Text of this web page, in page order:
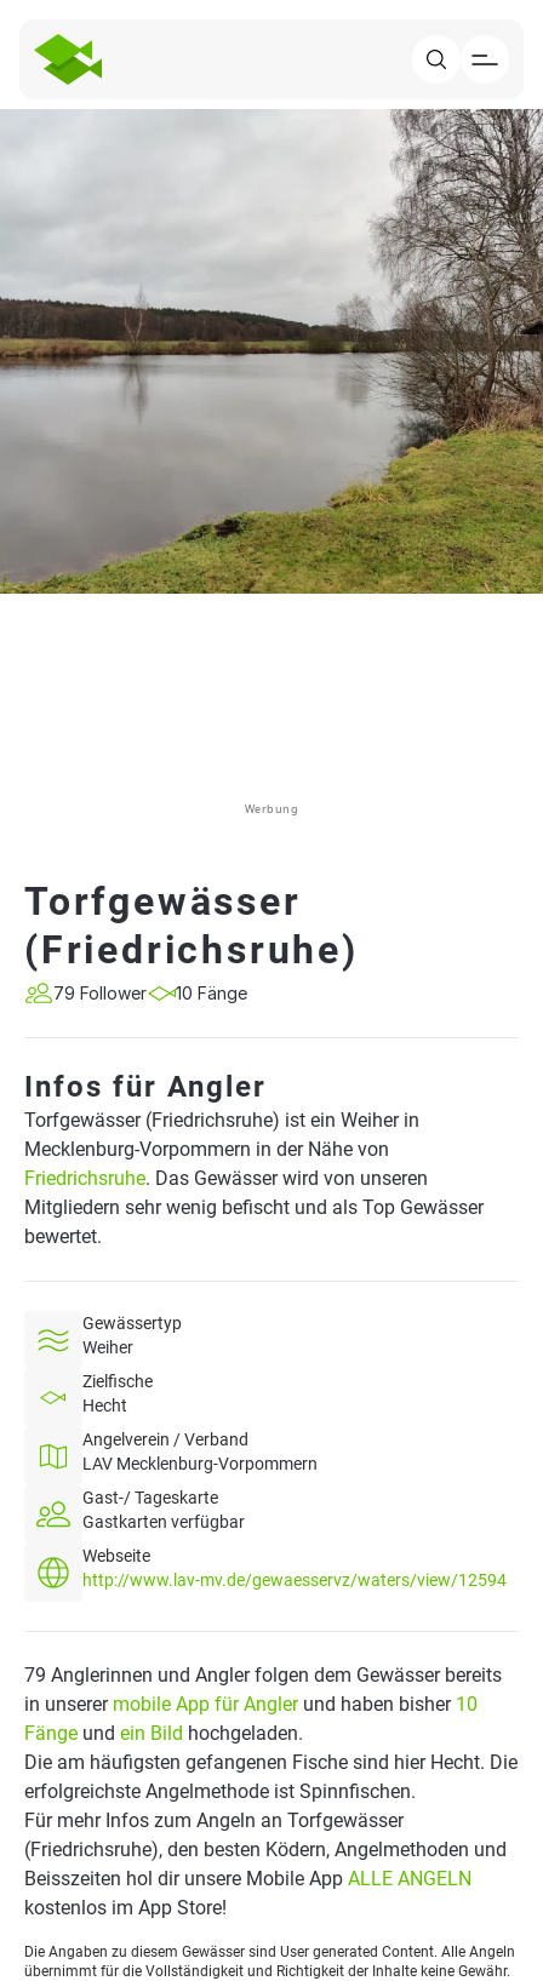
Werbung
Torfgewässer
(Friedrichsruhe)
79 Follower 10 Fänge
Infos für Angler
Torfgewässer (Friedrichsruhe) ist ein Weiher in
Mecklenburg-Vorpommern in der Nähe von
Friedrichsruhe. Das Gewässer wird von unseren
Mitgliedern sehr wenig befischt und als Top Gewässer
bewertet.
Gewässertyp
Weiher
Zielfische
Hecht
Angelverein / Verband
LAV Mecklenburg-Vorpommern
Gast-/ Tageskarte
Gastkarten verfügbar
Webseite
http://www.lav-mv.de/gewaesservz/waters/view/12594
79 Anglerinnen und Angler folgen dem Gewässer bereits
in unserer mobile App für Anglerund haben bisher 10
Fänge und ein Bild hochgeladen.
Die am häufigsten gefangenen Fische sind hier Hecht. Die
erfolgreichste Angelmethode ist Spinnfischen.
Für mehr Infos zum Angeln an Torfgewässer
(Friedrichsruhe), den besten Ködern, Angelmethoden und
Beisszeiten hol dir unsere Mobile App ALLE ANGELN
kostenlos im App Store!
Die Angaben zu diesem Gewässer sind User generated Content. Alle Angeln
übernimmt für die Vollständigkeit und Richtigkeit der Inhalte keine Gewähr.